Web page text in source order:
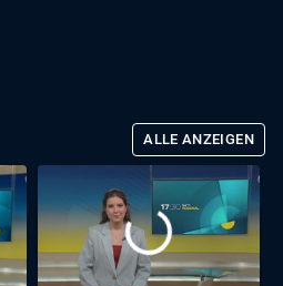
ALLE ANZEIGEN